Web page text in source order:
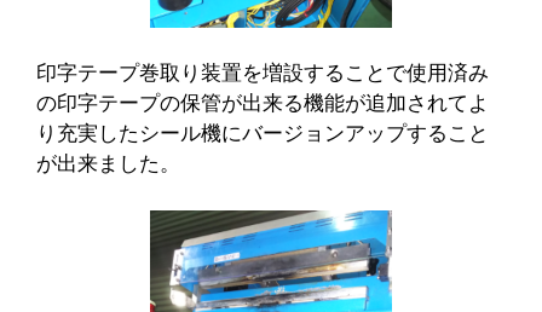
印字テープ巻取り装置を増設することで使用済み
の印字テープの保管が出来る機能が追加されてよ
り充実したシール機にバージョンアップすること
が出来ました。